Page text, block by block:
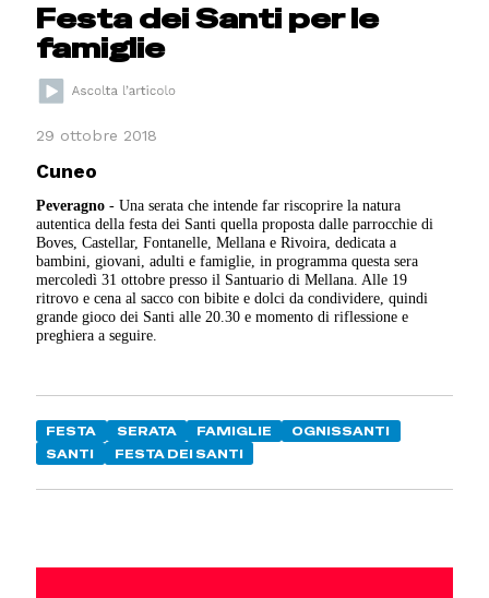
Festa dei Santi per le
famiglie
29 ottobre 2018
Cuneo
Peveragno - Una serata che intende far riscoprire la natura
autentica della festa dei Santi quella proposta dalle parrocchie di
Boves, Castellar, Fontanelle, Mellana e Rivoira, dedicata a
bambini, giovani, adulti e famiglie, in programma questa sera
mercoledì 31 ottobre presso il Santuario di Mellana. Alle 19
ritrovo e cena al sacco con bibite e dolci da condividere, quindi
grande gioco dei Santi alle 20.30 e momento di riflessione e
preghiera a seguire.
FESTA SERATA FAMIGLIE
OGNISSANTI
SANTI
FESTA DEI SANTI